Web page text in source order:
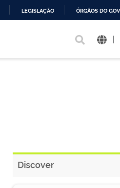
LEGISLAÇÃO ÓRGÃOS DO
|
Discover